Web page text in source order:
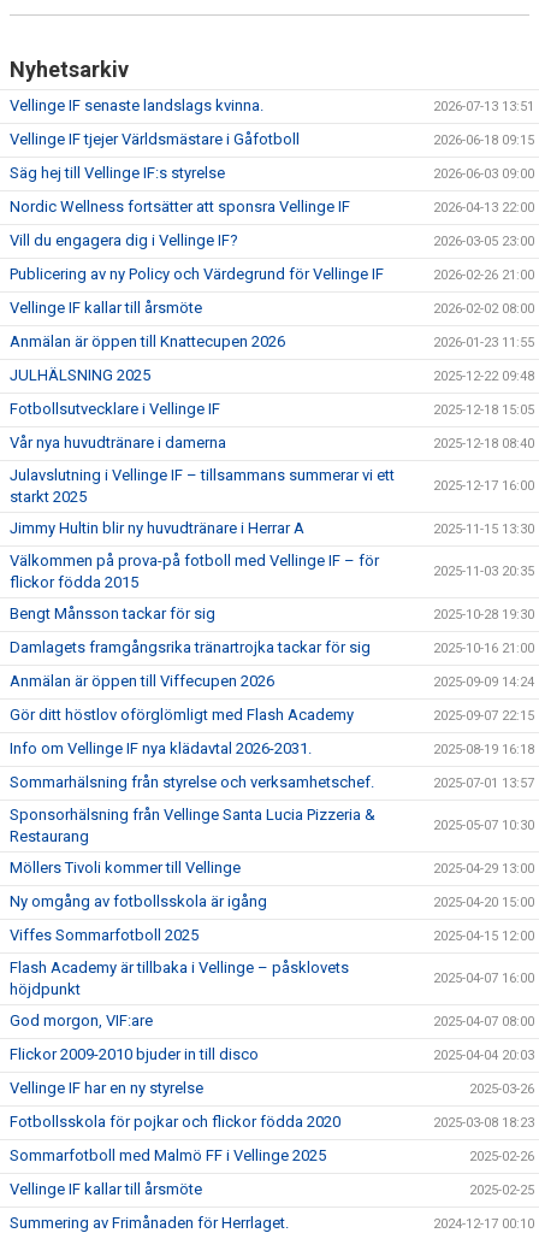
Nyhetsarkiv
Vellinge IF senaste landslags kvinna. 2026-07-13 13:51
Vellinge IF tjejer Världsmästare i Gåfotboll 2026-06-18 09:15
Säg hej till Vellinge IF:s styrelse 2026-06-03 09:00
Nordic Wellness fortsätter att sponsra Vellinge IF 2026-04-13 22:00
Vill du engagera dig i Vellinge IF? 2026-03-05 23:00
Publicering av ny Policy och Värdegrund för Vellinge IF 2026-02-26 21:00
Vellinge IF kallar till årsmöte 2026-02-02 08:00
Anmälan är öppen till Knattecupen 2026 2026-01-23 11:55
JULHÄLSNING 2025 2025-12-22 09:48
Fotbollsutvecklare i Vellinge IF 2025-12-18 15:05
Vår nya huvudtränare i damerna 2025-12-18 08:40
Julavslutning i Vellinge IF – tillsammans summerar vi ett
starkt 2025
2025-12-17 16:00
Jimmy Hultin blir ny huvudtränare i Herrar A 2025-11-15 13:30
Välkommen på prova-på fotboll med Vellinge IF – för
flickor födda 2015
2025-11-03 20:35
Bengt Månsson tackar för sig 2025-10-28 19:30
Damlagets framgångsrika tränartrojka tackar för sig 2025-10-16 21:00
Anmälan är öppen till Viffecupen 2026 2025-09-09 14:24
Gör ditt höstlov oförglömligt med Flash Academy 2025-09-07 22:15
Info om Vellinge IF nya klädavtal 2026-2031. 2025-08-19 16:18
Sommarhälsning från styrelse och verksamhetschef. 2025-07-01 13:57
Sponsorhälsning från Vellinge Santa Lucia Pizzeria &
Restaurang
2025-05-07 10:30
Möllers Tivoli kommer till Vellinge 2025-04-29 13:00
Ny omgång av fotbollsskola är igång 2025-04-20 15:00
Viffes Sommarfotboll 2025 2025-04-15 12:00
Flash Academy är tillbaka i Vellinge – påsklovets
höjdpunkt
2025-04-07 16:00
God morgon, VIF:are 2025-04-07 08:00
Flickor 2009-2010 bjuder in till disco 2025-04-04 20:03
Vellinge IF har en ny styrelse 2025-03-26
Fotbollsskola för pojkar och flickor födda 2020 2025-03-08 18:23
Sommarfotboll med Malmö FF i Vellinge 2025 2025-02-26
Vellinge IF kallar till årsmöte 2025-02-25
Summering av Frimånaden för Herrlaget. 2024-12-17 00:10